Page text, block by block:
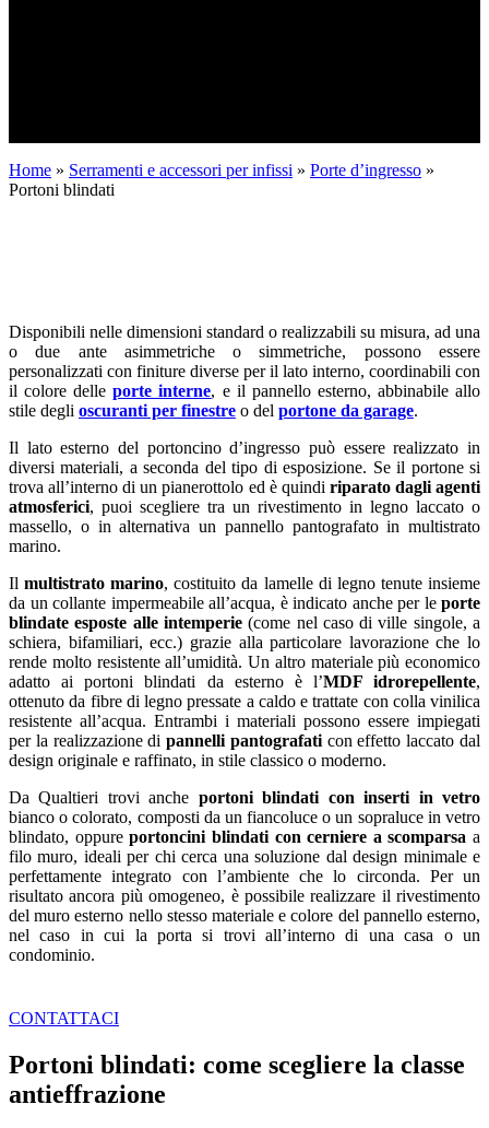
Home » Serramenti e accessori per infissi » Porte d’ingresso »
Portoni blindati
Disponibili nelle dimensioni standard o realizzabili su misura, ad una
o due ante asimmetriche o simmetriche, possono essere
personalizzati con finiture diverse per il lato interno, coordinabili con
il colore delleporte interne, e il pannello esterno, abbinabile allo
stile degli oscuranti per finestre o del portone da garage.
Il lato esterno del portoncino d’ingresso può essere realizzato in
diversi materiali, a seconda del tipo di esposizione. Se il portone si
trova all’interno di un pianerottolo ed è quindi riparato dagli agenti
atmosferici, puoi scegliere tra un rivestimento in legno laccato o
massello, o in alternativa un pannello pantografato in multistrato
marino.
Ilmultistrato marino, costituito da lamelle di legno tenute insieme
da un collante impermeabile all’acqua, è indicato anche per le porte
blindate esposte alle intemperie(come nel caso di ville singole, a
schiera, bifamiliari, ecc.) grazie alla particolare lavorazione che lo
rende molto resistente all’umidità. Un altro materiale più economico
adatto ai portoni blindati da esterno è l’MDF idrorepellente,
ottenuto da fibre di legno pressate a caldo e trattate con colla vinilica
resistente all’acqua. Entrambi i materiali possono essere impiegati
per la realizzazione dipannelli pantografaticon effetto laccato dal
design originale e raffinato, in stile classico o moderno.
Da Qualtieri trovi anche portoni blindati con inserti in vetro
bianco o colorato, composti da un fiancoluce o un sopraluce in vetro
blindato, oppureportoncini blindati con cerniere a scomparsa a
filo muro, ideali per chi cerca una soluzione dal design minimale e
perfettamente integrato con l’ambiente che lo circonda. Per un
risultato ancora più omogeneo, è possibile realizzare il rivestimento
del muro esterno nello stesso materiale e colore del pannello esterno,
nel caso in cui la porta si trovi all’interno di una casa o un
condominio.
CONTATTACI
Portoni blindati: come scegliere la classe
antieffrazione